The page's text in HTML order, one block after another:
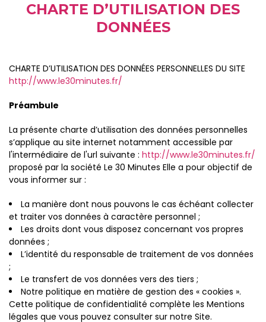
CHARTE D’UTILISATION DES
DONNÉES
CHARTE D’UTILISATION DES DONNÉES PERSONNELLES DU SITE
http://www.le30minutes.fr/
Préambule
La présente charte d’utilisation des données personnelles
s’applique au site internet notamment accessible par
l'intermédiaire de l'url suivante : http://www.le30minutes.fr/
proposé par la société Le 30 Minutes Elle a pour objectif de
vous informer sur :
La manière dont nous pouvons le cas échéant collecter
et traiter vos données à caractère personnel ;
Les droits dont vous disposez concernant vos propres
données ;
L’identité du responsable de traitement de vos données
;
Le transfert de vos données vers des tiers ;
Notre politique en matière de gestion des « cookies ».
Cette politique de confidentialité complète les Mentions
légales que vous pouvez consulter sur notre Site.